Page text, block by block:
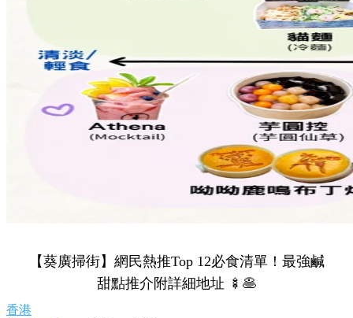
【葵廣掃街】網民熱推Top 12必食清單！最強鹹
甜點推介附詳細地址 🍢🥞
香港